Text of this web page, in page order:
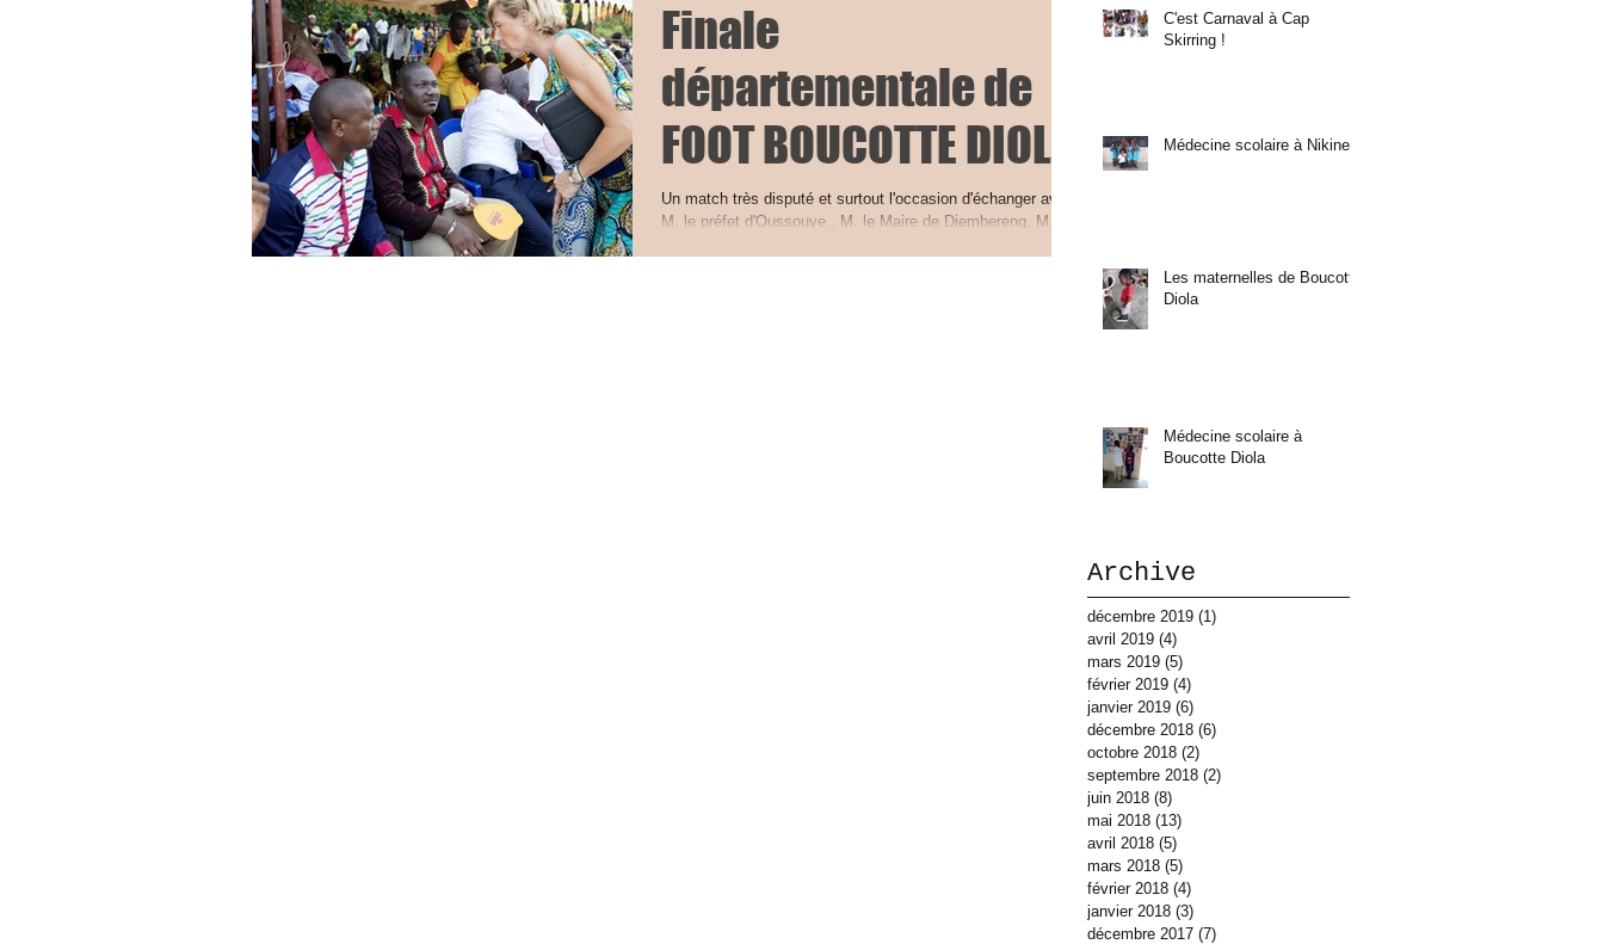
Finale
départementale de
FOOT BOUCOTTE DIOLA
contre SANTIABA
MANJAC
Un match très disputé et surtout l'occasion d'échanger avec
M. le préfet d'Oussouye , M. le Maire de Diembereng, M. le
C'est Carnaval à Cap
Skirring !
Médecine scolaire à Nikine
Les maternelles de Boucotte
Diola
Médecine scolaire à
Boucotte Diola
Archive
décembre 2019 (1)
avril 2019 (4)
mars 2019 (5)
février 2019 (4)
janvier 2019 (6)
décembre 2018 (6)
octobre 2018 (2)
septembre 2018 (2)
juin 2018 (8)
mai 2018 (13)
avril 2018 (5)
mars 2018 (5)
février 2018 (4)
janvier 2018 (3)
décembre 2017 (7)